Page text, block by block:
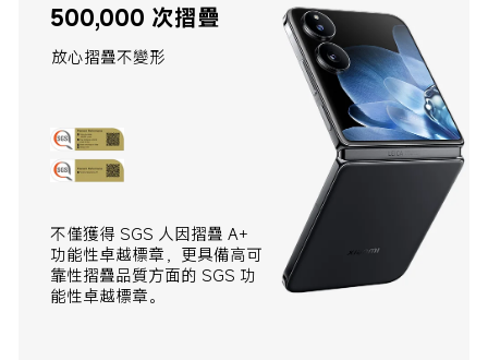
500,000 次摺疊
放心摺疊不變形
不僅獲得 SGS 人因摺疊 A+
功能性卓越標章，更具備高可
靠性摺疊品質方面的 SGS 功
能性卓越標章。